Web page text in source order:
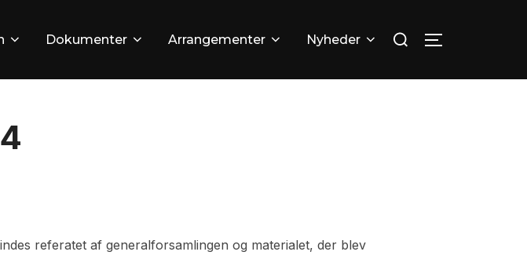
Dokumenter Arrangementer Nyheder
efter:
SLÅ
referatet af generalforsamlingen og materialet, der blev